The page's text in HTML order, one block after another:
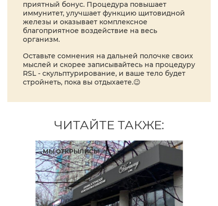
приятный бонус. Процедура повышает
иммунитет, улучшает функцию щитовидной
железы и оказывает комплексное
благоприятное воздействие на весь
организм.
Оставьте сомнения на дальней полочке своих
мыслей и скорее записывайтесь на процедуру
RSL - скульптурирование, и ваше тело будет
стройнеть, пока вы отдыхаете.😉
ЧИТАЙТЕ ТАКЖЕ:
МЫ ОТКРЫЛИСЬ!